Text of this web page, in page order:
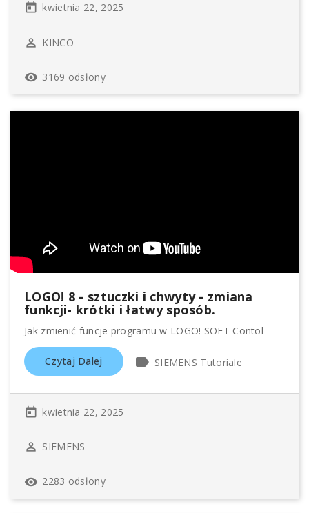
today kwietnia 22, 2025
perm_identity KINCO
remove_red_eye 3169 odsłony
LOGO! 8 - sztuczki i chwyty - zmiana
funkcji- krótki i łatwy sposób.
Jak zmienić funcje programu w LOGO! SOFT Contol
Czytaj Dalej label SIEMENS Tutoriale
today kwietnia 22, 2025
perm_identity SIEMENS
remove_red_eye 2283 odsłony